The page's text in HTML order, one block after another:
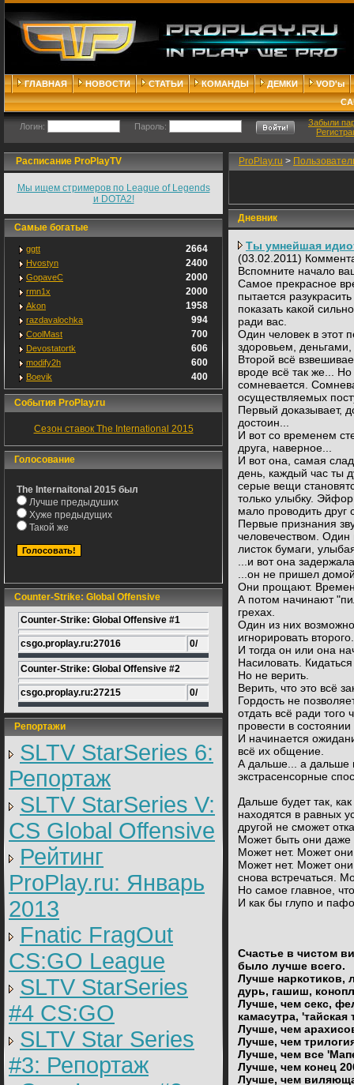
ГЛАВНАЯ НОВОСТИ СТАТЬИ КОМАНДЫ ДЕМКИ
VOD'ы
Логин: Пароль:
Забыли
Расписание ProPlayTV
Мы ищем стримеров по League of Legends
и DOTA2!
Самые богатые
ggtt 2664
Hvostyn 2400
GopaveC 2000
rmn1x 2000
Akon 1958
razdavalochka 994
CoolMast 700
Devostatortk 606
modify2h 600
Boevik 400
События ProPlay.ru
Сезон ставок The International 2015
Голосование
The Internaitonal 2015 был
Лучше предыдуших
Хуже предыдущих
Такой же
Counter-Strike: Global Offensive
Counter-Strike: Global Offensive #1
csgo.proplay.ru:27016 0/
Counter-Strike: Global Offensive #2
csgo.proplay.ru:27215 0/
Репортажи
SLTV StarSeries 6:
Репортаж
SLTV StarSeries V:
CS Global Offensive
Рейтинг
ProPlay.ru: Январь
2013
Fnatic FragOut
CS:GO League
SLTV StarSeries
#4 CS:GO
SLTV Star Series
#3: Репортаж
ProPlay.ru >
Дневник
Ты умнейшая
(03.02.2011)
Вспомните начало
Самое прекрасное
пытается
показать какой
ради вас.
Один человек в этот
здоровьем,
Второй всё
вроде всё так же...
сомневается.
осуществляемых
Первый доказывает,
достоин...
И вот со временем
друга, наверное...
И вот она, самая
день, каждый час ты
серые вещи
только улыбку.
мало проводить друг
Первые признания
человечеством. Один
листок бумаги,
...и вот она
...он не пришел
Они прощают.
А потом начинают
грехах.
Один из них
игнорировать второго.
И тогда он или она
Насиловать.
Но не верить.
Верить, что это всё
Гордость не
отдать всё ради
провести в
И начинается
всё их общение.
А дальше... а дальше
экстрасенсорные
Дальше будет так,
находятся в равных
другой не сможет
Может быть они даже
Может нет. Может они
Может нет. Может они
снова встречаться.
Но самое главное,
И как бы глупо и
Счастье в чистом
было лучше всего.
Лучше наркотиков,
дурь, гашиш,
Лучше, чем секс,
камасутра, 'тайская
Лучше, чем
Лучше, чем
Лучше, чем все
Лучше, чем конец
Лучше, чем